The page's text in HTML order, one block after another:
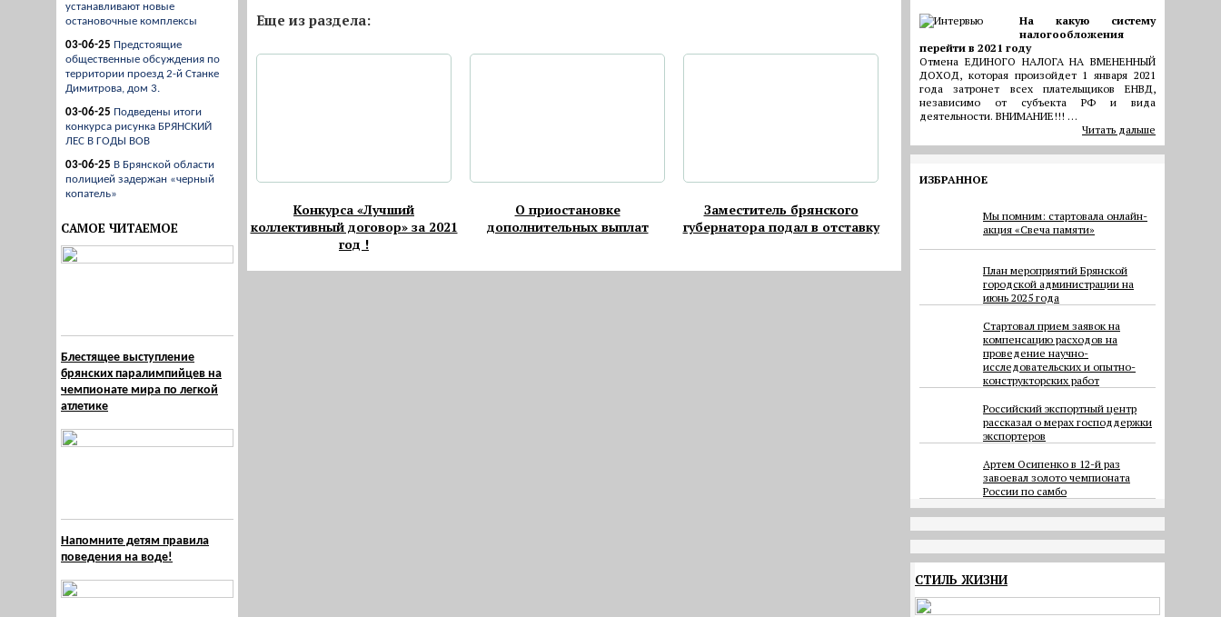
устанавливают новые
остановочные комплексы
03-06-25 Предстоящие
общественные обсуждения по
территории проезд 2-й Станке
Димитрова, дом 3.
03-06-25 Подведены итоги
конкурса рисунка БРЯНСКИЙ
ЛЕС В ГОДЫ ВОВ
03-06-25 В Брянской области
полицией задержан «черный
копатель»
САМОЕ ЧИТАЕМОЕ
Блестящее выступление
брянских паралимпийцев на
чемпионате мира по легкой
атлетике
Напомните детям правила
поведения на воде!
Eще из раздела:
Конкурса «Лучший
коллективный договор» за 2021
год !
О приостановке
дополнительных выплат
Заместитель брянского
губернатора подал в отставку
На какую систему
налогообложения
перейти в 2021 году
Отмена ЕДИНОГО НАЛОГА НА ВМЕНЕННЫЙ
ДОХОД, которая произойдет 1 января 2021
года затронет всех плательщиков ЕНВД,
независимо от субъекта РФ и вида
деятельности. ВНИМАНИЕ!!! …
Читать дальше
ИЗБРАННОЕ
Мы помним: стартовала онлайн-
акция «Свеча памяти»
План мероприятий Брянской
городской администрации на
июнь 2025 года
Cтартовал прием заявок на
компенсацию расходов на
проведение научно-
исследовательских и опытно-
конструкторских работ
Российский экспортный центр
рассказал о мерах господдержки
экспортеров
Артем Осипенко в 12-й раз
завоевал золото чемпионата
России по самбо
СТИЛЬ ЖИЗНИ